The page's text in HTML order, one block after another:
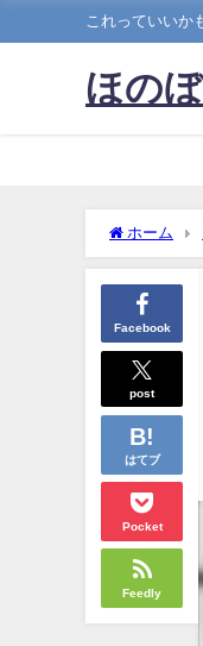
これっていいか
ほの
ホーム
Facebook
post
はてブ
Pocket
Feedly